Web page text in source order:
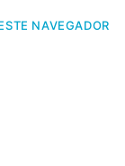
NAVEGADOR